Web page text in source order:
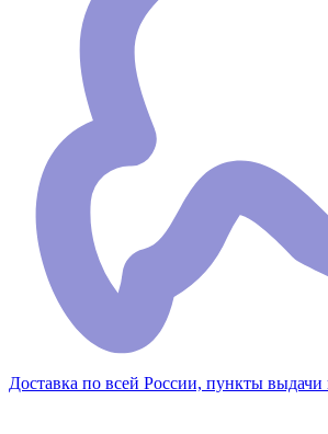
Доставка по всей России, пункты